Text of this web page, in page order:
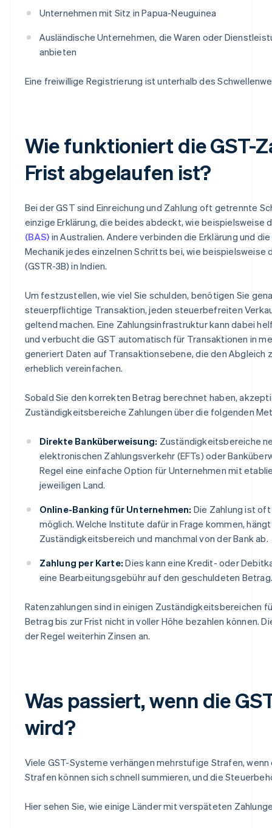
Unternehmen mit Sitz in Papua-Neuguinea
Ausländische Unternehmen, die Waren oder
anbieten
Eine freiwillige Registrierung ist unterhalb des
Wie funktioniert die GST-
Frist abgelaufen ist?
Bei der GST sind Einreichung und Zahlung oft getrennte
einzige Erklärung, die beides abdeckt, wie beispielsweise
(BAS) in Australien. Andere verbinden die Erklärung und
Mechanik jedes einzelnen Schritts bei, wie beispielsweise
(GSTR-3B) in Indien.
Um festzustellen, wie viel Sie schulden, benötigen Sie
steuerpflichtige Transaktion, jeden steuerbefreiten
geltend machen. Eine Zahlungsinfrastruktur kann dabei
und verbucht die GST automatisch für Transaktionen in
generiert Daten auf Transaktionsebene, die den Abgleich
erheblich vereinfachen.
Sobald Sie den korrekten Betrag berechnet haben,
Zuständigkeitsbereiche Zahlungen über die folgenden
Direkte Banküberweisung: Zuständigkeitsbereiche
elektronischen Zahlungsverkehr (EFTs) oder
Regel eine einfache Option für Unternehmen mit
jeweiligen Land.
Online-Banking für Unternehmen: Die Zahlung ist
möglich. Welche Institute dafür in Frage kommen,
Zuständigkeitsbereich und manchmal von der Bank ab.
Zahlung per Karte: Dies kann eine Kredit- oder
eine Bearbeitungsgebühr auf den geschuldeten Betrag.
Ratenzahlungen sind in einigen Zuständigkeitsbereichen
Betrag bis zur Frist nicht in voller Höhe bezahlen können.
der Regel weiterhin Zinsen an.
Was passiert, wenn die
wird?
Viele GST-Systeme verhängen mehrstufige Strafen,
Strafen können sich schnell summieren, und die
Hier sehen Sie, wie einige Länder mit verspäteten